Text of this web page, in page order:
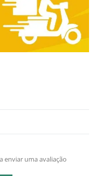
enviar uma avaliação